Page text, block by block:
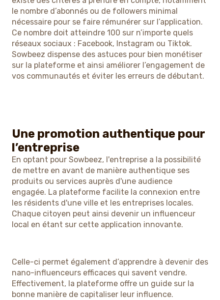
le nombre d’abonnés ou de followers minimal
nécessaire pour se faire rémunérer sur l’application.
Ce nombre doit atteindre 100 sur n’importe quels
réseaux sociaux : Facebook, Instagram ou Tiktok.
Sowbeez dispense des astuces pour bien monétiser
sur la plateforme et ainsi améliorer l’engagement de
vos communautés et éviter les erreurs de débutant.
Une promotion authentique pour
l’entreprise
En optant pour Sowbeez, l'entreprise a la possibilité
de mettre en avant de manière authentique ses
produits ou services auprès d'une audience
engagée. La plateforme facilite la connexion entre
les résidents d'une ville et les entreprises locales.
Chaque citoyen peut ainsi devenir un influenceur
local en étant sur cette application innovante.
Celle-ci permet également d’apprendre à devenir des
nano-influenceurs efficaces qui savent vendre.
Effectivement, la plateforme offre un guide sur la
bonne manière de capitaliser leur influence.